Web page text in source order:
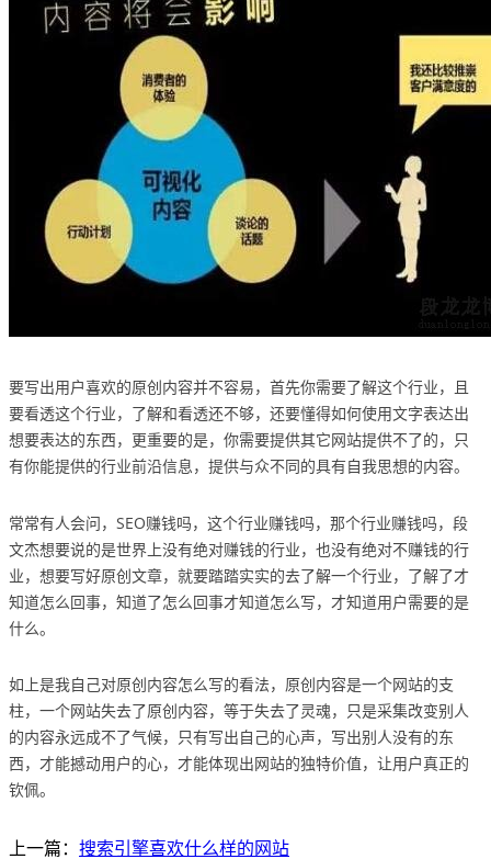
要写出用户喜欢的原创内容并不容易，首先你需要了解这个行业，且
要看透这个行业，了解和看透还不够，还要懂得如何使用文字表达出
想要表达的东西，更重要的是，你需要提供其它网站提供不了的，只
有你能提供的行业前沿信息，提供与众不同的具有自我思想的内容。
常常有人会问，SEO赚钱吗，这个行业赚钱吗，那个行业赚钱吗，段
文杰想要说的是世界上没有绝对赚钱的行业，也没有绝对不赚钱的行
业，想要写好原创文章，就要踏踏实实的去了解一个行业，了解了才
知道怎么回事，知道了怎么回事才知道怎么写，才知道用户需要的是
什么。
如上是我自己对原创内容怎么写的看法，原创内容是一个网站的支
柱，一个网站失去了原创内容，等于失去了灵魂，只是采集改变别人
的内容永远成不了气候，只有写出自己的心声，写出别人没有的东
西，才能撼动用户的心，才能体现出网站的独特价值，让用户真正的
钦佩。
上一篇： 搜索引擎喜欢什么样的网站